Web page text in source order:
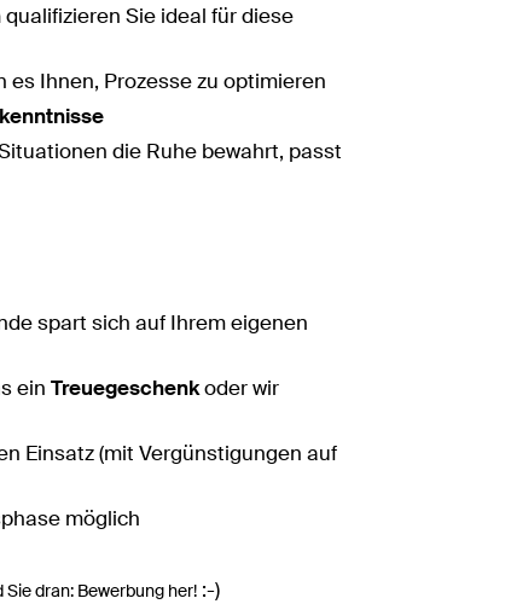
qualifizieren Sie ideal für diese
es Ihnen, Prozesse zu optimieren
die Ruhe bewahrt, passt
spart sich auf Ihrem eigenen
ein Treuegeschenkoder wir
Einsatz (mit Vergünstigungen auf
möglich
dran: Bewerbung her! :-)